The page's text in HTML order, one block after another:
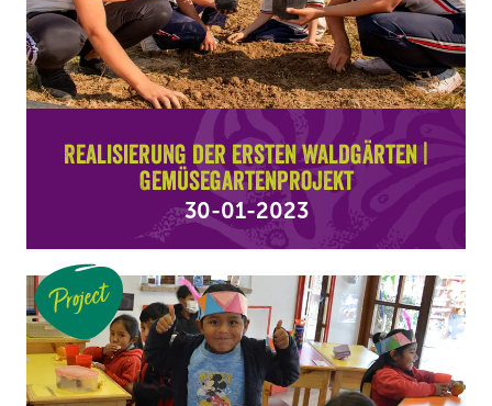
Realisierung der ersten Waldgärten |
Gemüsegartenprojekt
30-01-2023
Project